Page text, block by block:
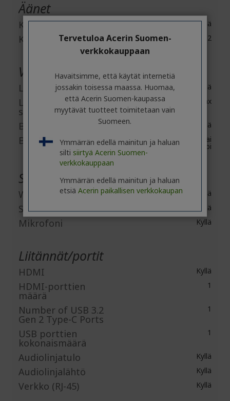
Äänet
Kaiuttimet Kyllä
Kaiuttimien määrä 2
Verkko ja tietoliikenne
Langaton lähiverkko Kyllä
Langaton LAN-
standardi
IEEE 802.11ax
Bluetooth Kyllä
Bluetooth-standardi Bluetooth 5.1 tai
uudempi
Sisäänrakennetut laitteet
Webkamera Kyllä
Sormenjälkilukija Kyllä
Mikrofoni Kyllä
Liitännät/portit
HDMI Kyllä
HDMI-porttien
määrä
1
Number of USB 3.2
Gen 2 Type-C Ports
1
USB porttien
kokonaismäärä
1
Audiolinjatulo Kyllä
Audiolinjalähtö Kyllä
Verkko (RJ-45) Kyllä
Tervetuloa Acerin Suomen-
verkkokauppaan
Havaitsimme, että käytät internetiä
jossakin toisessa maassa. Huomaa,
että Acerin Suomen-kaupassa
myytävät tuotteet toimitetaan vain
Suomeen.
Ymmärrän edellä mainitun ja haluan
silti siirtyä Acerin Suomen-
verkkokauppaan
Ymmärrän edellä mainitun ja haluan
etsiä Acerin paikallisen verkkokaupan